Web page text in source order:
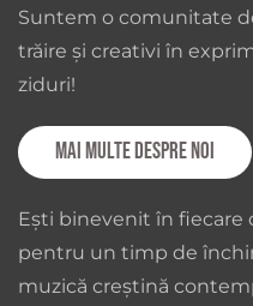
Suntem o comunitate
trăire și creativi în
ziduri!
Mai multe despre noi
Ești binevenit în fiecare
pentru un timp de
muzică creștină